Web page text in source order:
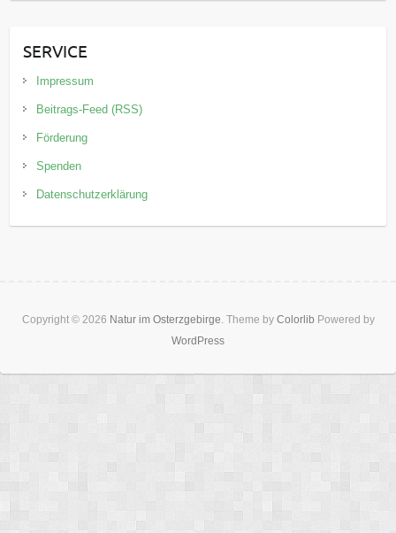
SERVICE
Impressum
Beitrags-Feed (RSS)
Förderung
Spenden
Datenschutzerklärung
Copyright © 2026 Natur im Osterzgebirge . Theme by Colorlib Powered by
WordPress